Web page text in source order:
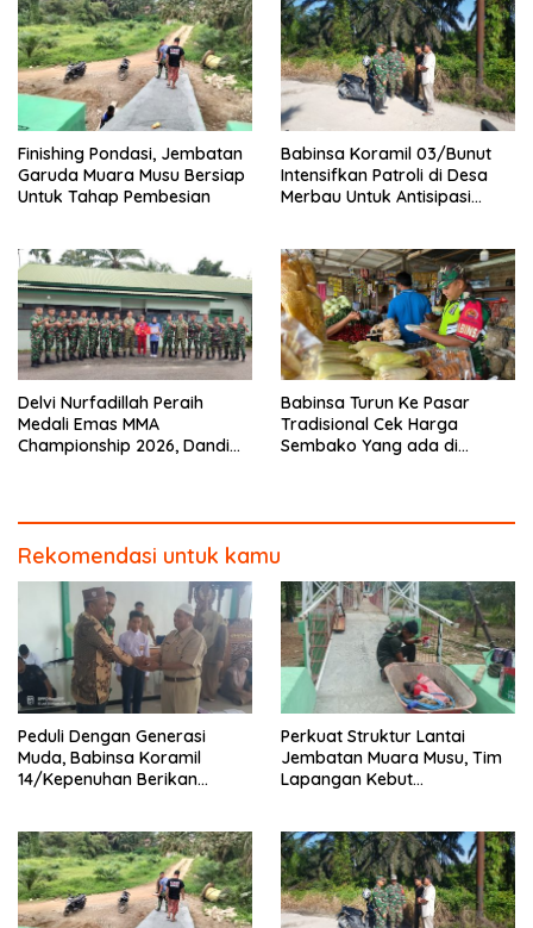
Finishing Pondasi, Jembatan
Garuda Muara Musu Bersiap
Untuk Tahap Pembesian
Babinsa Koramil 03/Bunut
Intensifkan Patroli di Desa
Merbau Untuk Antisipasi
Delvi Nurfadillah Peraih
Medali Emas MMA
Championship 2026, Dandim
Babinsa Turun Ke Pasar
Tradisional Cek Harga
Sembako Yang ada di
Rekomendasi untuk kamu
Peduli Dengan Generasi
Muda, Babinsa Koramil
14/Kepenuhan Berikan
Perkuat Struktur Lantai
Jembatan Muara Musu, Tim
Lapangan Kebut